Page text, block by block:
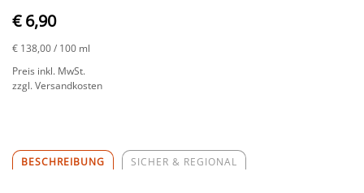
€ 6,90
€ 138,00/ 100 ml
Preis inkl. MwSt.
zzgl. Versandkosten
BESCHREIBUNG SICHER & REGIONAL